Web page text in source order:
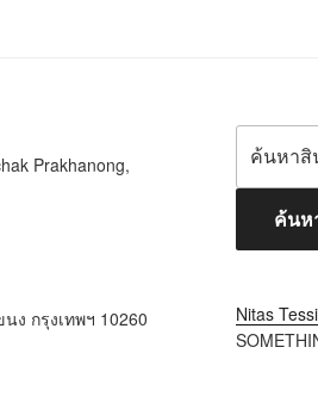
Prakhanong,
ง กรุงเทพฯ 10260
ค้นห
Nitas